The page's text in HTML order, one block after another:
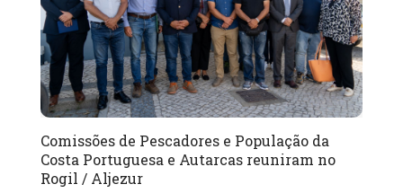
Comissões de Pescadores e População da
Costa Portuguesa e Autarcas reuniram no
Rogil / Aljezur